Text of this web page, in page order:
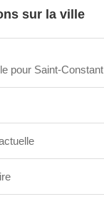
sur la ville
pour Saint-Constant